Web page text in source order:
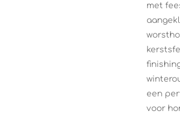
met
een
voor